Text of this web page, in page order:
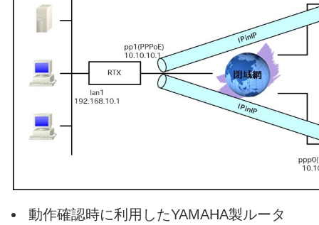
動作確認時に利用したYAMAHA製ルータ